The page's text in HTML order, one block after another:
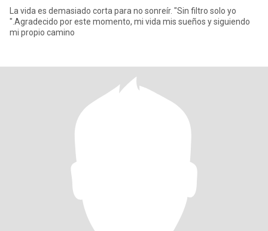
La vida es demasiado corta para no sonreír. "Sin filtro solo yo
".Agradecido por este momento, mi vida mis sueños y siguiendo
mi propio camino